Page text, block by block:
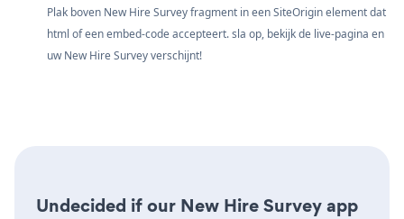
Plak boven New Hire Survey fragment in een SiteOrigin element dat
html of een embed-code accepteert. sla op, bekijk de live-pagina en
uw New Hire Survey verschijnt!
Undecided if our New Hire Survey app